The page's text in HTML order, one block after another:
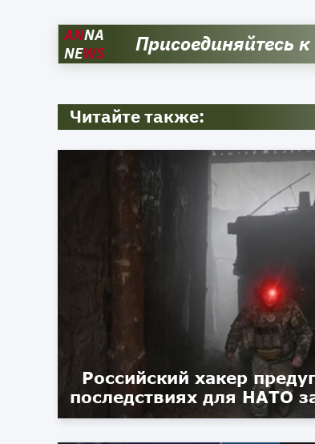
ANNA
NEWS Присоединяйтесь
Читайте также:
Российский хакер
последствиях для НАТО